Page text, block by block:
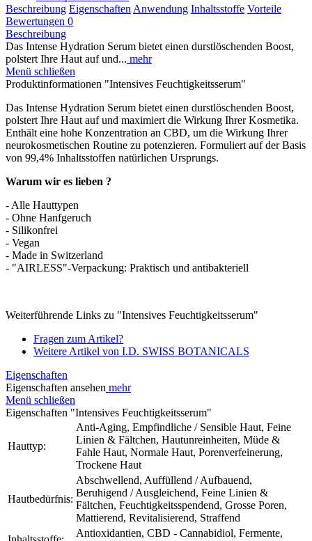
Beschreibung Eigenschaften Anwendung Inhaltsstoffe Vorteile
Bewertungen 0
Beschreibung
Das Intense Hydration Serum bietet einen durstlöschenden Boost,
polstert Ihre Haut auf und... mehr
Menü schließen
Produktinformationen "Intensives Feuchtigkeitsserum"
Das Intense Hydration Serum bietet einen durstlöschenden Boost,
polstert Ihre Haut auf und maximiert die Wirkung Ihrer Kosmetika.
Enthält eine hohe Konzentration an CBD, um die Wirkung Ihrer
neurokosmetischen Routine zu potenzieren. Formuliert auf der Basis
von 99,4% Inhaltsstoffen natürlichen Ursprungs.
Warum wir es lieben ?
- Alle Hauttypen
- Ohne Hanfgeruch
- Silikonfrei
- Vegan
- Made in Switzerland
- "AIRLESS"-Verpackung: Praktisch und antibakteriell
Weiterführende Links zu "Intensives Feuchtigkeitsserum"
Fragen zum Artikel?
Weitere Artikel von I.D. SWISS BOTANICALS
Eigenschaften
Eigenschaften ansehen mehr
Menü schließen
Eigenschaften "Intensives Feuchtigkeitsserum"
Hauttyp:
Anti-Aging, Empfindliche / Sensible Haut, Feine
Linien & Fältchen, Hautunreinheiten, Müde &
Fahle Haut, Normale Haut, Porenverfeinerung,
Trockene Haut
Hautbedürfnis:
Abschwellend, Auffüllend / Aufbauend,
Beruhigend / Ausgleichend, Feine Linien &
Fältchen, Feuchtigkeitsspendend, Grosse Poren,
Mattierend, Revitalisierend, Straffend
Antioxidantien, CBD - Cannabidiol, Fermente,